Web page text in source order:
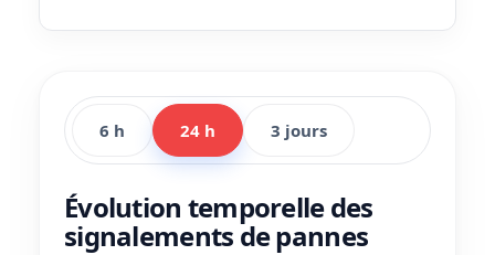
6 h 24 h 3 jours
Évolution temporelle des
signalements de pannes